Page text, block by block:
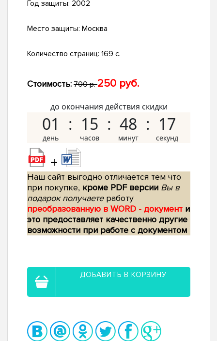
Год защиты: 2002
Место защиты: Москва
Количество страниц: 169 с.
Стоимость: 700 р.250 руб.
до окончания действия скидки
01 15 48 16
+
Наш сайт выгодно отличается тем что
при покупке, кроме PDF версии Вы в
подарок получаетеработу
преобразованную в WORD - документ и
это предоставляет качественно другие
возможности при работе с документом
ДОБАВИТЬ В КОРЗИНУ